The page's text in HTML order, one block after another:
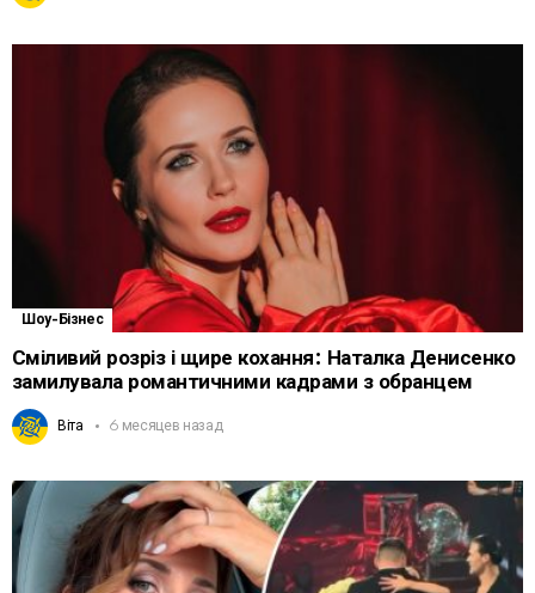
Шоу-Бізнес
Сміливий розріз і щире кохання: Наталка Денисенко
замилувала романтичними кадрами з обранцем
Віта 6 месяцев назад